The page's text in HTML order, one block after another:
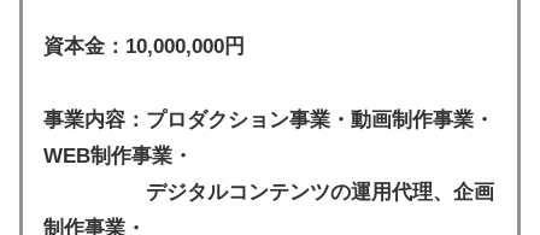
資本金：10,000,000円
事業内容：プロダクション事業・動画制作事業・
WEB制作事業・
デジタルコンテンツの運用代理、企画
制作事業・